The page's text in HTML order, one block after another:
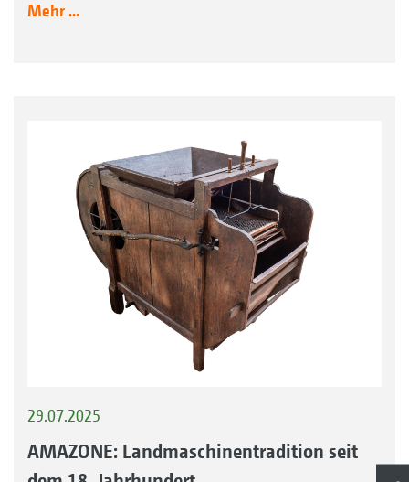
Mehr ...
29.07.2025
AMAZONE: Landmaschinentradition seit